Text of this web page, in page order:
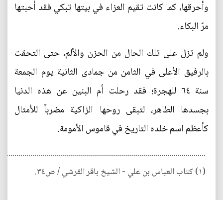
وأحرقها، كما كانت تقيم العزاء في بيتها تبكي فقد أحبتها
مرّ البكاء.
ولم تزل على تلك الحال من الحزن والألم، حتى التحقت
بالرفيق الأعلى في الثامن من جمادى الثانية يوم الجمعة
سنة ٦٤ للهجرة؛ فقد رحلت أم البنين عن هذه الدنيا
بجسدها الطاهر، لتبقى روحها الزاكية مضرباً للأمثال
كأعظم اسم خلده التاريخ في قاموس الأمومة.
....................................................................................................
(١) كتاب العباس بن علي - الشيخ باقر القرشي / ص٣٤.